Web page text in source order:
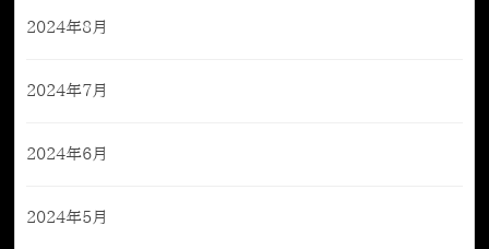
2024年8月
2024年7月
2024年6月
2024年5月